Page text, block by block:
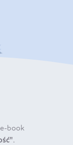
book
.